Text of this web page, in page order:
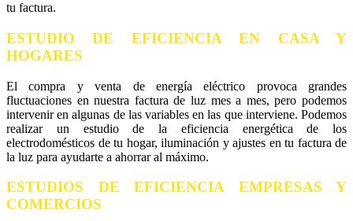
tu factura.
ESTUDIO DE EFICIENCIA EN CASA Y
HOGARES
El compra y venta de energía eléctrico provoca grandes
fluctuaciones en nuestra factura de luz mes a mes, pero podemos
intervenir en algunas de las variables en las que interviene. Podemos
realizar un estudio de la eficiencia energética de los
electrodomésticos de tu hogar, iluminación y ajustes en tu factura de
la luz para ayudarte a ahorrar al máximo.
ESTUDIOS DE EFICIENCIA EMPRESAS Y
COMERCIOS